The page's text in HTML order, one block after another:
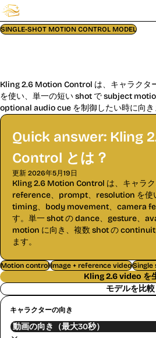
SINGLE-SHOT MOTION CONTROL MODEL
Kling 2.6 Motion Control は、キャラク
を使い、単一の短い shot で subject
optional audio cue を制御したい時に向き
Quick answer: Kling
Control とは？
更新 2026年5月19日
Kling 2.6 Motion Control は、キャラ
reference、prompt、resolution を使
timing、body movement、camera
す。単一 shot の dance、gesture、
motion に向き、複数 shot の
ます。
Motion controlImage + reference videoSingle
Kling 2.6 video を
モデルを比較
キャラクターの向き